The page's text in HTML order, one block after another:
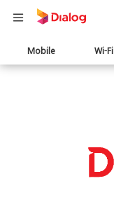
Main
navigation
Mobile Wi-Fi